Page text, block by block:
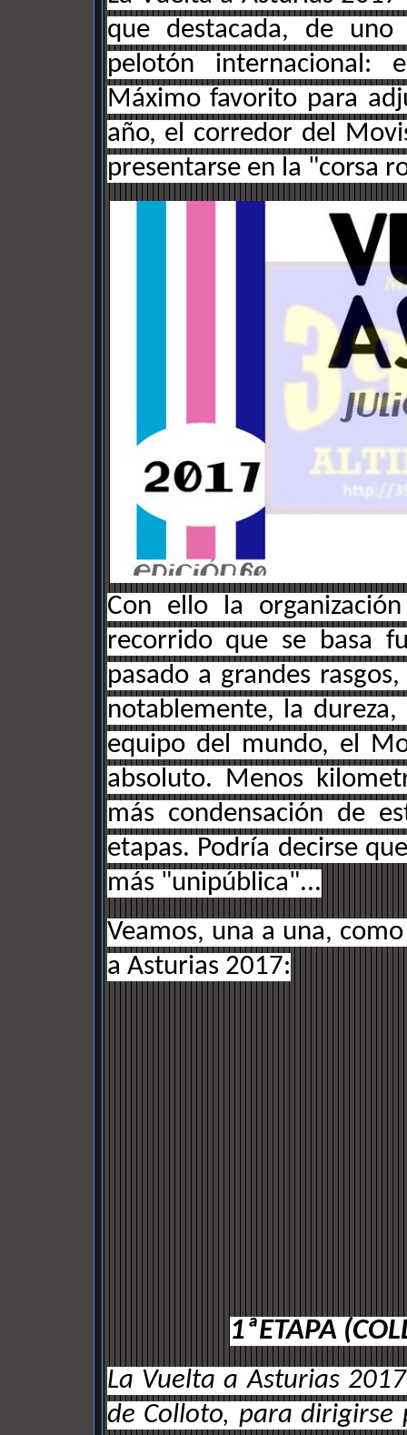
que destacada, de
pelotón internacional:
Máximo favorito para
año, el corredor del
presentarse en la "corsa
Con ello la
recorrido que se basa
pasado a grandes
notablemente, la
equipo del mundo, el
absoluto. Menos
más condensación de
etapas. Podría decirse
más "unipública"...
Veamos, una a una,
a Asturias 2017:
1ªETAPA
La Vuelta a Asturias
de Colloto, para dirigirse